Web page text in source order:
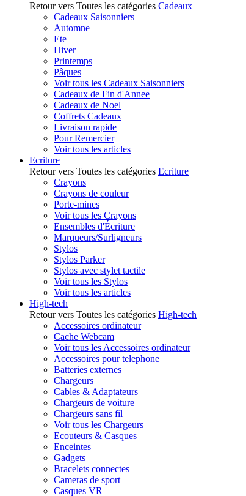
Retour vers Toutes les catégories Cadeaux
Cadeaux Saisonniers
Automne
Ete
Hiver
Printemps
Pâques
Voir tous les Cadeaux Saisonniers
Cadeaux de Fin d'Annee
Cadeaux de Noel
Coffrets Cadeaux
Livraison rapide
Pour Remercier
Voir tous les articles
Ecriture
Retour vers Toutes les catégories Ecriture
Crayons
Crayons de couleur
Porte-mines
Voir tous les Crayons
Ensembles d'Écriture
Marqueurs/Surligneurs
Stylos
Stylos Parker
Stylos avec stylet tactile
Voir tous les Stylos
Voir tous les articles
High-tech
Retour vers Toutes les catégories High-tech
Accessoires ordinateur
Cache Webcam
Voir tous les Accessoires ordinateur
Accessoires pour telephone
Batteries externes
Chargeurs
Cables & Adaptateurs
Chargeurs de voiture
Chargeurs sans fil
Voir tous les Chargeurs
Ecouteurs & Casques
Enceintes
Gadgets
Bracelets connectes
Cameras de sport
Casques VR